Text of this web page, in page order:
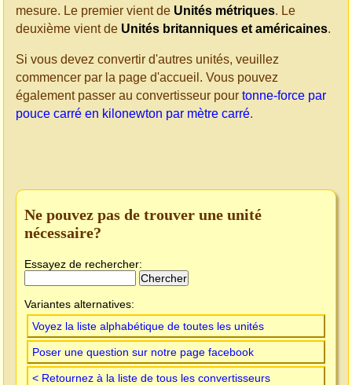
mesure. Le premier vient de Unités métriques. Le
deuxième vient de Unités britanniques et américaines.
Si vous devez convertir d'autres unités, veuillez
commencer par la page d'accueil. Vous pouvez
également passer au convertisseur pour tonne-force par
pouce carré en kilonewton par mètre carré.
Ne pouvez pas de trouver une unité
nécessaire?
Essayez de rechercher:
Variantes alternatives:
Voyez la liste alphabétique de toutes les unités
Poser une question sur notre page facebook
< Retournez à la liste de tous les convertisseurs